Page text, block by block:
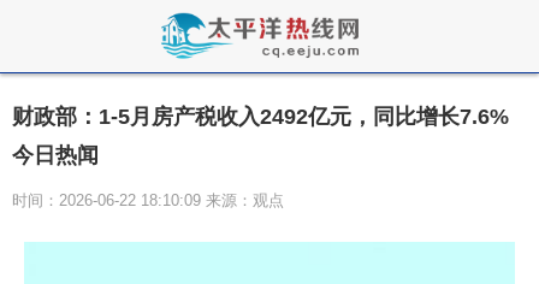
财政部：1-5月房产税收入2492亿元，同比增长7.6%
今日热闻
时间：2026-06-22 18:10:09 来源：观点